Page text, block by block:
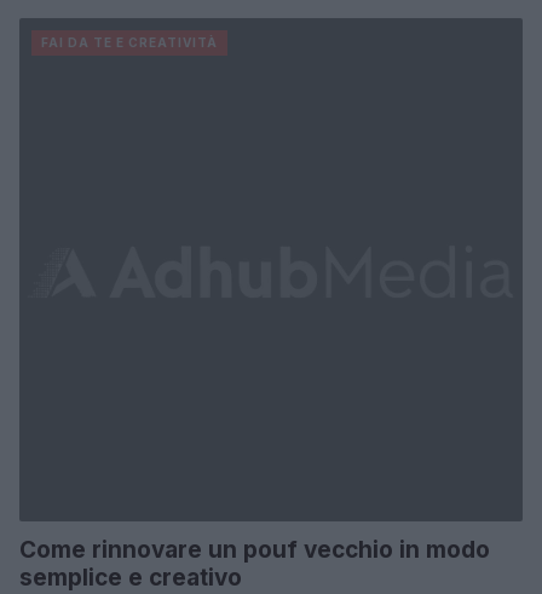
FAI DA TE E CREATIVITÀ
Come rinnovare un pouf vecchio in modo
semplice e creativo